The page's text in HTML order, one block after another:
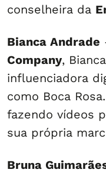
conselheira da
Bianca Andrade
Company,
influenciadora
como Boca
fazendo vídeos
sua própria
Bruna